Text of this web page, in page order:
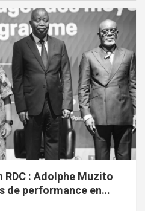
RDC : Adolphe Muzito
de performance en
de 2028